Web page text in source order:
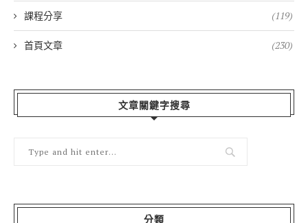
課程分享 (119)
首頁文章 (230)
文章關鍵字搜尋
分類